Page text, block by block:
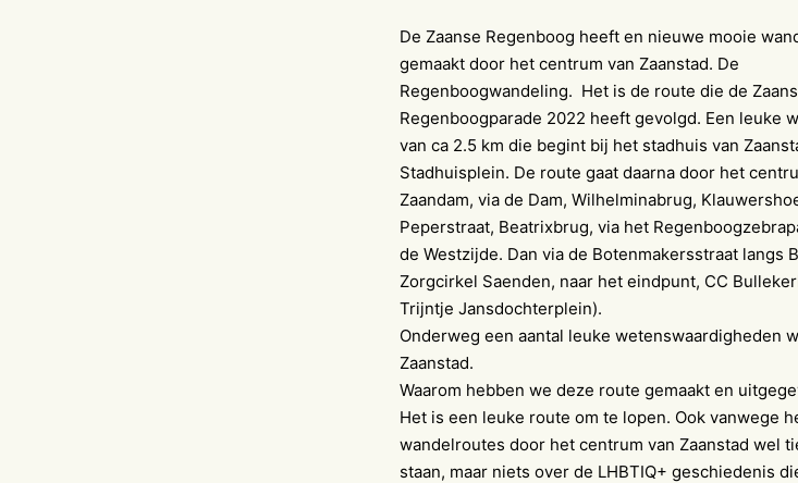
De Zaanse Regenboog heeft en nieuwe mooie
gemaakt door het centrum van Zaanstad. De
Regenboogwandeling. Het is de route die de
Regenboogparade 2022 heeft gevolgd. Een leuke
van ca 2.5 km die begint bij het stadhuis van
Stadhuisplein. De route gaat daarna door het
Zaandam, via de Dam, Wilhelminabrug,
Peperstraat, Beatrixbrug, via het
de Westzijde. Dan via de Botenmakersstraat langs
Zorgcirkel Saenden, naar het eindpunt, CC
Trijntje Jansdochterplein).
Onderweg een aantal leuke wetenswaardigheden
Zaanstad.
Waarom hebben we deze route gemaakt en
Het is een leuke route om te lopen. Ook vanwege
wandelroutes door het centrum van Zaanstad wel
staan, maar niets over de LHBTIQ+ geschiedenis